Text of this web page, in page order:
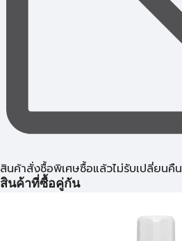
สินค้าสั่งซื้อพิเศษซื้อแล้วไม่รับเปลี่ยนคืน
สินค้าที่ซื้อคู่กัน